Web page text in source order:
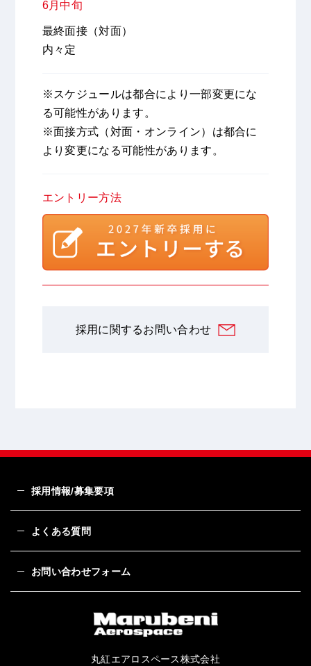
6月中旬
最終面接（対面）
内々定
※スケジュールは都合により一部変更にな
る可能性があります。
※面接方式（対面・オンライン）は都合に
より変更になる可能性があります。
エントリー方法
採用に関するお問い合わせ
採用情報/募集要項
よくある質問
お問い合わせフォーム
丸紅エアロスペース株式会社